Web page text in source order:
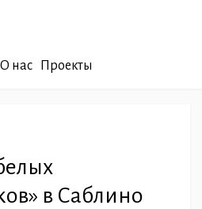
О нас Проекты
в Саблино